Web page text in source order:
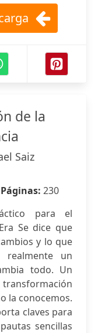
de la
Saiz
230
para el
Se dice que
y lo que
realmente un
todo. Un
la conocemos.
claves para
sencillas